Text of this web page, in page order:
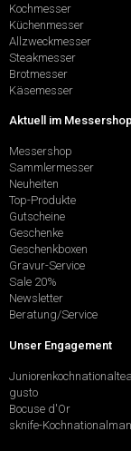
Kochmesser
Küchenmesser
Allzweckmesser
Steakmesser
Brotmesser
Käsemesser
Aktuell im Messershop
Messershop
Sammlermesser
Neuheiten
Top-Produkte
Gutscheine
Geschenke
Geschenkboxen
Gravur-Service
Sale 20%
Newsletter
Beratung/Service
Unser Engagement
gusto
Bocuse d'Or
sknife-